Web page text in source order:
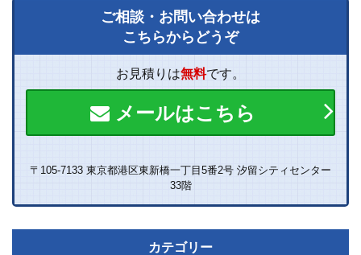
ご相談・お問い合わせは
こちらからどうぞ
お見積りは無料です。
メールはこちら
〒105-7133 東京都港区東新橋一丁目5番2号 汐留シティセンター
33階
カテゴリー